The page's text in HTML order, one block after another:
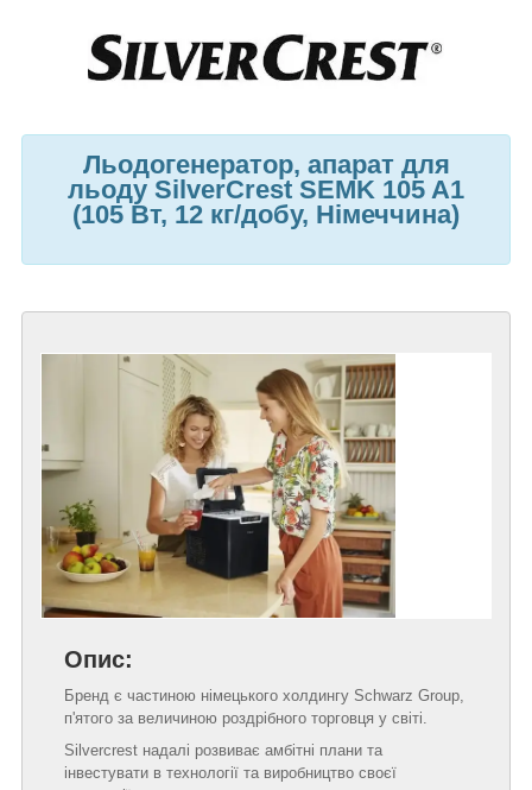
Льодогенератор, апарат для
льоду SilverCrest SEMK 105 A1
(105 Вт, 12 кг/добу, Німеччина)
Опис:
Бренд є частиною німецького холдингу Schwarz Group,
п'ятого за величиною роздрібного торговця у світі.
Silvercrest надалі розвиває амбітні плани та
інвестувати в технології та виробництво своєї